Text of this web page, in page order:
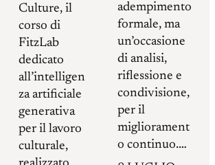
Culture, il
corso di
FitzLab
dedicato
all’intelligen
za artificiale
generativa
per il lavoro
culturale,
adempimento
formale, ma
un’occasione
di analisi,
riflessione e
condivisione,
per il
migliorament
o continuo.…